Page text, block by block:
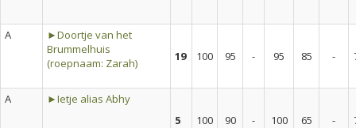
A
►Doortje van het
Brummelhuis
(roepnaam: Zarah)
19 100 95 - 95 85 -
A
►Ietje alias Abhy
5
100 90 - 100 65 -